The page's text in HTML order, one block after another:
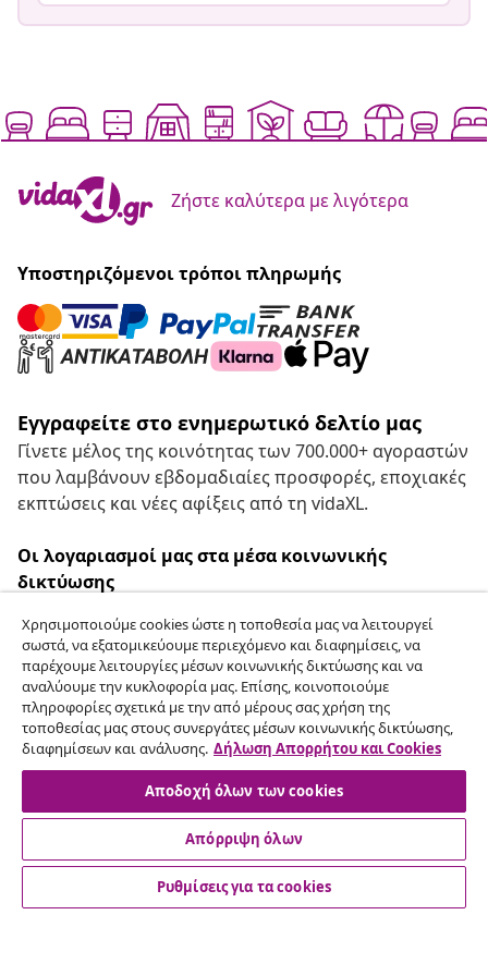
Ζήστε καλύτερα με λιγότερα
Υποστηριζόμενοι τρόποι πληρωμής
Εγγραφείτε στο ενημερωτικό δελτίο μας
Γίνετε μέλος της κοινότητας των 700.000+ αγοραστών
που λαμβάνουν εβδομαδιαίες προσφορές, εποχιακές
εκπτώσεις και νέες αφίξεις από τη vidaXL.
Οι λογαριασμοί μας στα μέσα κοινωνικής
δικτύωσης
Υπαναχώρηση από τη σύμβαση
Υποβάλετε αίτημα υπαναχώρησης για την
παραγγελία σας.
Υπαναχώρηση από τη σύμβαση
Εξυπηρέτηση πελατών
Χρησιμοποιούμε cookies ώστε η τοποθεσία μας να λειτουργεί
σωστά, να εξατομικεύουμε περιεχόμενο και διαφημίσεις, να
παρέχουμε λειτουργίες μέσων κοινωνικής δικτύωσης και να
αναλύουμε την κυκλοφορία μας. Επίσης, κοινοποιούμε
πληροφορίες σχετικά με την από μέρους σας χρήση της
τοποθεσίας μας στους συνεργάτες μέσων κοινωνικής δικτύωσης,
διαφημίσεων και ανάλυσης. Δήλωση Απορρήτου και Cookies
Αποδοχή όλων των cookies
Απόρριψη όλων
Ρυθμίσεις για τα cookies